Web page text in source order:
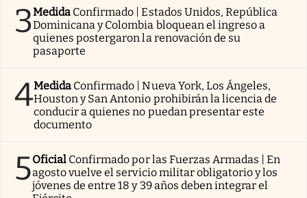
3Medida Confirmado | Estados Unidos, República
Dominicana y Colombia bloquean el ingreso a
quienes postergaron la renovación de su
pasaporte
4Medida Confirmado | Nueva York, Los Ángeles,
Houston y San Antonio prohibirán la licencia de
conducir a quienes no puedan presentar este
documento
5Oficial Confirmado por las Fuerzas Armadas | En
agosto vuelve el servicio militar obligatorio y los
jóvenes de entre 18 y 39 años deben integrar el